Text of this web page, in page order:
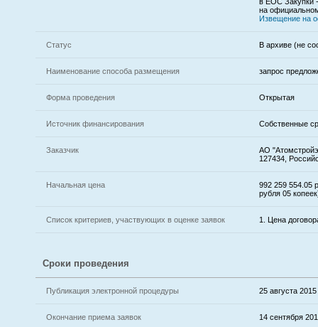
на
Извещение на
Статус В архиве (не
Наименование способа размещения запрос
Форма проведения Открытая
Источник финансирования Собственные
Заказчик
АО
127434,
Начальная цена
992 259 554.05
рубля 05
Список критериев, участвующих в оценке заявок 1. Цена
Сроки проведения
Публикация электронной процедуры 25 августа 2015
Окончание приема заявок 14 сентября